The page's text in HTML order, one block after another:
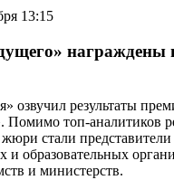
13:15
награждены
озвучил результаты
Помимо топ-аналитиков
стали
и образовательных
и министерств.